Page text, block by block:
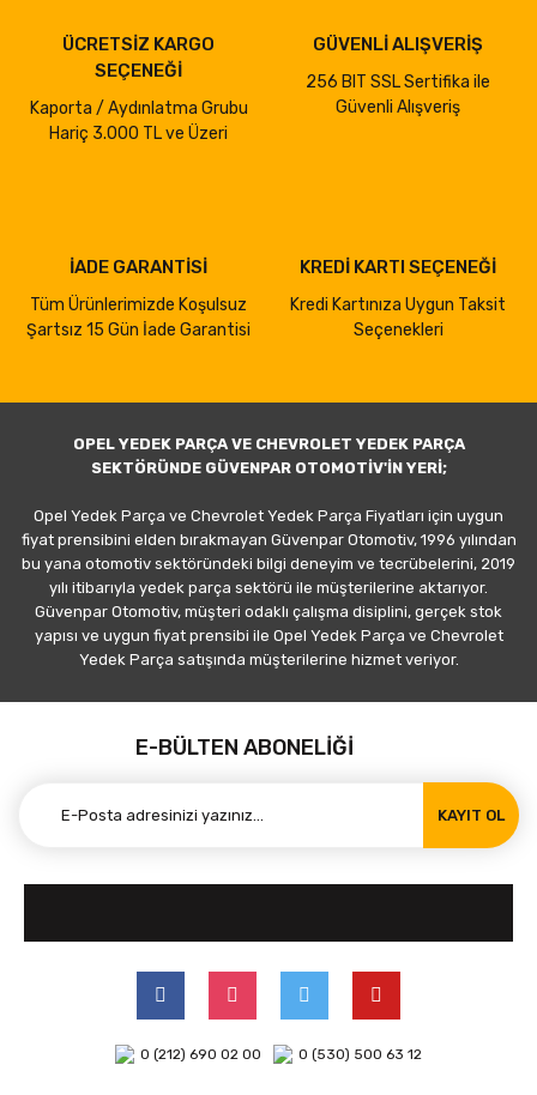
ÜCRETSİZ KARGO
SEÇENEĞİ
Kaporta / Aydınlatma Grubu
Hariç 3.000 TL ve Üzeri
GÜVENLİ ALIŞVERİŞ
256 BIT SSL Sertifika ile
Güvenli Alışveriş
İADE GARANTİSİ
Tüm Ürünlerimizde Koşulsuz
Şartsız 15 Gün İade Garantisi
KREDİ KARTI SEÇENEĞİ
Kredi Kartınıza Uygun Taksit
Seçenekleri
OPEL YEDEK PARÇA VE CHEVROLET YEDEK PARÇA
SEKTÖRÜNDE GÜVENPAR OTOMOTİV'İN YERİ;
Opel Yedek Parça ve Chevrolet Yedek Parça Fiyatları için uygun
fiyat prensibini elden bırakmayan Güvenpar Otomotiv, 1996 yılından
bu yana otomotiv sektöründeki bilgi deneyim ve tecrübelerini, 2019
yılı itibarıyla yedek parça sektörü ile müşterilerine aktarıyor.
Güvenpar Otomotiv, müşteri odaklı çalışma disiplini, gerçek stok
yapısı ve uygun fiyat prensibi ile Opel Yedek Parça ve Chevrolet
Yedek Parça satışında müşterilerine hizmet veriyor.
E-BÜLTEN ABONELİĞİ
KAYIT OL
0 (212) 690 02 00 0 (530) 500 63 12